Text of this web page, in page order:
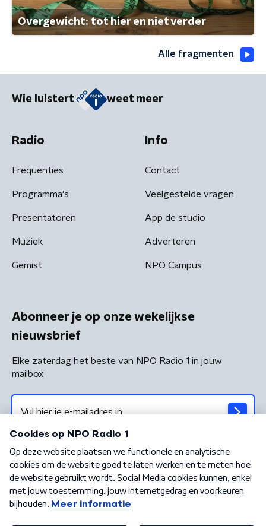
Overgewicht: tot hier en niet verder
Alle fragmenten
Wie luistert weet meer
Radio
Frequenties
Programma's
Presentatoren
Muziek
Gemist
Info
Contact
Veelgestelde vragen
App de studio
Adverteren
NPO Campus
Abonneer je op onze wekelijkse
nieuwsbrief
Elke zaterdag het beste van NPO Radio 1 in jouw
mailbox
Algemene voorwaarden